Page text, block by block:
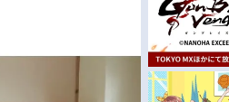
配信・Vtuber
今期アニメ曜日別一覧
春アニメ